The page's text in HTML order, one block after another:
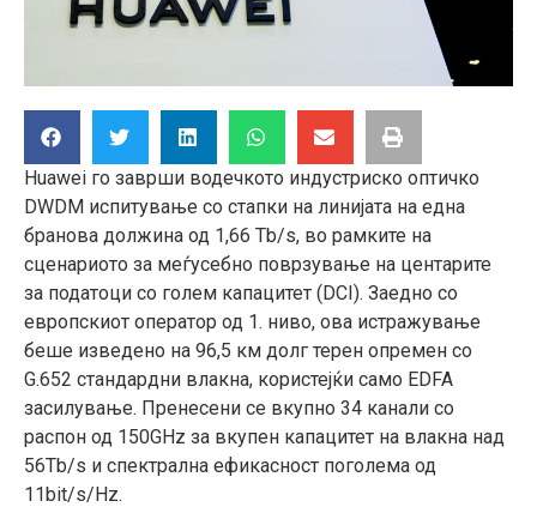
Huawei го заврши водечкото индустриско оптичко
DWDM испитување со стапки на линијата на една
бранова должина од 1,66 Tb/s, во рамките на
сценариото за меѓусебно поврзување на центарите
за податоци со голем капацитет (DCI). Заедно со
европскиoт оператор од 1. ниво, ова истражување
беше изведено на 96,5 км долг терен опремен со
G.652 стандардни влакна, користејќи само EDFA
засилување. Пренесени се вкупно 34 канали со
распон од 150GHz за вкупен капацитет на влакна над
56Tb/s и спектрална ефикасност поголема од
11bit/s/Hz.